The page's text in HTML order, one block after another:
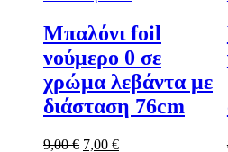
Μπαλόνι foil
νούμερο 0 σε
χρώμα λεβάντα με
διάσταση 76cm
9,00€ Original
7,00 €Η